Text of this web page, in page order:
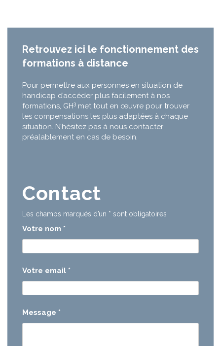
Retrouvez ici le fonctionnement des
formations à distance
Pour permettre aux personnes en situation de
handicap d’accéder plus facilement à nos
formations, GH3 met tout en œuvre pour trouver
les compensations les plus adaptées à chaque
situation. N’hésitez pas à nous contacter
préalablement en cas de besoin.
Contact
Les champs marqués d’un * sont obligatoires
Votre nom *
Votre email *
Message *